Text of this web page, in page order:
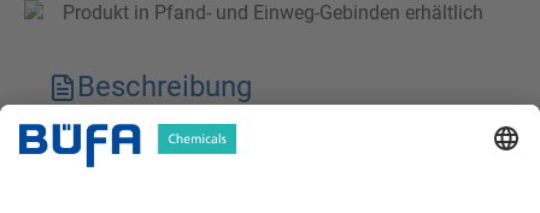
Produkt in Pfand- und Einweg-Gebinden erhältlich
Beschreibung
Technische Merkmale